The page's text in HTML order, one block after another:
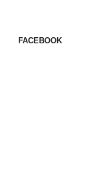
FACEBOOK